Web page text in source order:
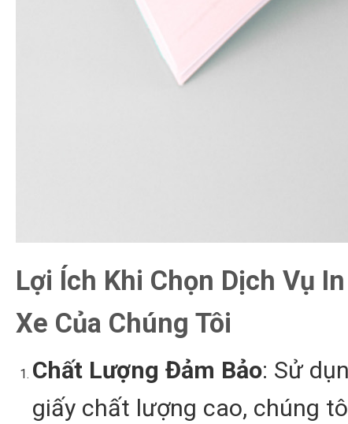
Lợi Ích Khi Chọn Dịch Vụ
Xe Của Chúng Tôi
Chất Lượng Đảm Bảo: Sử
giấy chất lượng cao, chúng